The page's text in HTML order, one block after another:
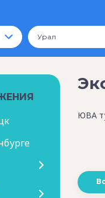
Урал
ЮВА